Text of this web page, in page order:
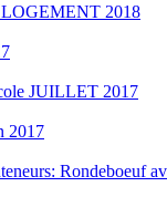
2018
JUILLET 2017
2017
Rondeboeuf